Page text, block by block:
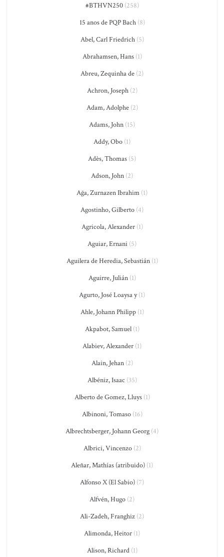
#BTHVN250(258)
15 anos de PQP Bach(8)
Abel, Carl Friedrich(5)
Abrahamsen, Hans(1)
Abreu, Zequinha de (2)
Achron, Joseph(2)
Adam, Adolphe(2)
Adams, John (15)
Addy, Obo (1)
Adès, Thomas (5)
Adson, John (2)
Ağa, Zurnazen Ibrahim (1)
Agostinho, Gilberto (4)
Agricola, Alexander(1)
Aguiar, Ernani (5)
Aguilera de Heredia, Sebastián(1)
Aguirre, Julián(1)
Agurto, José Loaysa y(1)
Ahle, Johann Philipp(1)
Akpabot, Samuel(1)
Alabiev, Alexander (1)
Alain, Jehan(2)
Albéniz, Isaac (35)
Alberto de Gomez, Lluys(1)
Albinoni, Tomaso(16)
Albrechtsberger, Johann Georg (4)
Albrici, Vincenzo(2)
Aleñar, Mathías (atribuido) (1)
Alfonso X (El Sabio) (7)
Alfvén, Hugo (2)
Ali-Zadeh, Franghiz (2)
Alimonda, Heitor (1)
Alison, Richard(1)